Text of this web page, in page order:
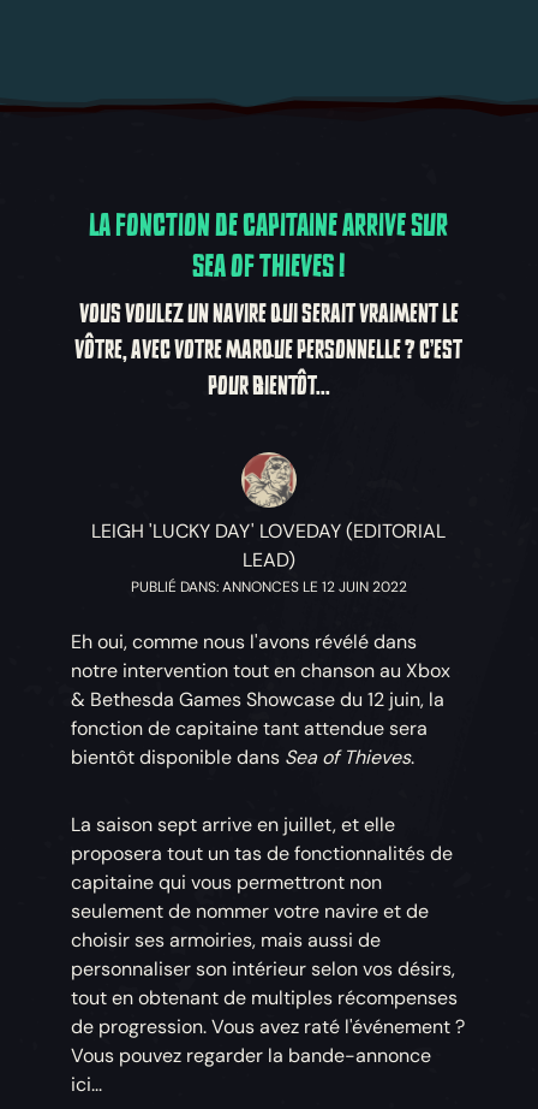
LA FONCTION DE CAPITAINE ARRIVE SUR
SEA OF THIEVES !
VOUS VOULEZ UN NAVIRE QUI SERAIT VRAIMENT LE
VÔTRE, AVEC VOTRE MARQUE PERSONNELLE ? C'EST
POUR BIENTÔT...
LEIGH 'LUCKY DAY' LOVEDAY (EDITORIAL
LEAD)
PUBLIÉ DANS: ANNONCES LE 12 JUIN 2022
Eh oui, comme nous l'avons révélé dans
notre intervention tout en chanson au Xbox
& Bethesda Games Showcase du 12 juin, la
fonction de capitaine tant attendue sera
bientôt disponible dans Sea of Thieves.
La saison sept arrive en juillet, et elle
proposera tout un tas de fonctionnalités de
capitaine qui vous permettront non
seulement de nommer votre navire et de
choisir ses armoiries, mais aussi de
personnaliser son intérieur selon vos désirs,
tout en obtenant de multiples récompenses
de progression. Vous avez raté l'événement ?
Vous pouvez regarder la bande-annonce
ici...